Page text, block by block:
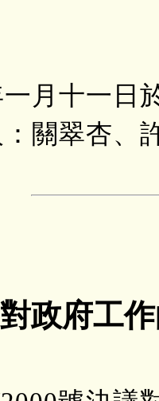
月十一日
關翠杏、
對政府工